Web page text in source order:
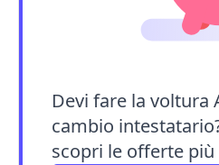
Devi fare la voltura
cambio
scopri le offerte